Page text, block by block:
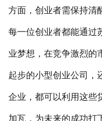
方面，创业者需保持清
每一位创业者都能通过
业梦想，在竞争激烈的
起步的小型创业公司，
企业，都可以利用这些
加瓦，为未来的成功打